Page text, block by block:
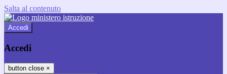
Salta al contenuto
Accedi
Accedi
button close ×